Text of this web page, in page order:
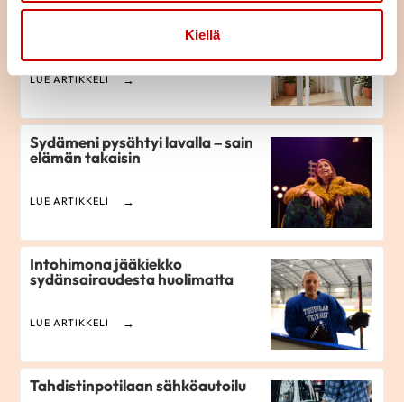
Kiellä
sydäntä – näin työpäivään saa
LUE ARTIKKELI
Sydämeni pysähtyi lavalla – sain
elämän takaisin
LUE ARTIKKELI
Intohimona jääkiekko
sydänsairaudesta huolimatta
LUE ARTIKKELI
Tahdistinpotilaan sähköautoilu